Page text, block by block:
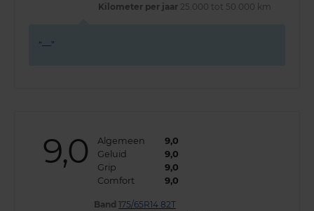
Kilometer per jaar 25.000 tot 50.000 km
—
9,0 Algemeen
9,0
Geluid
9,0
Grip
9,0
Comfort
9,0
Band 175/65R14 82T